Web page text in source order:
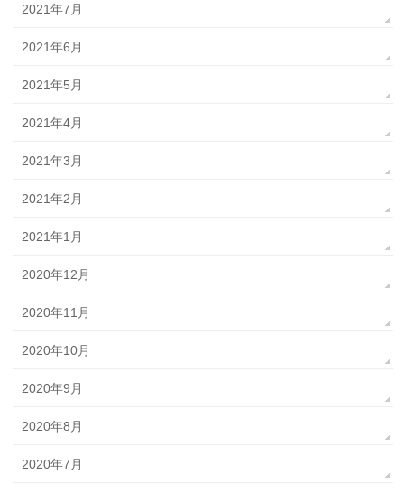
2021年7月
2021年6月
2021年5月
2021年4月
2021年3月
2021年2月
2021年1月
2020年12月
2020年11月
2020年10月
2020年9月
2020年8月
2020年7月